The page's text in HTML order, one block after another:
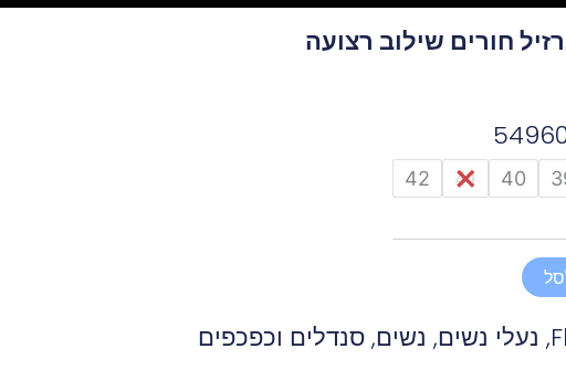
חורים שילוב רצועה
40
41
42
, נעלי נשים, נשים,סנדלים וכפכפים